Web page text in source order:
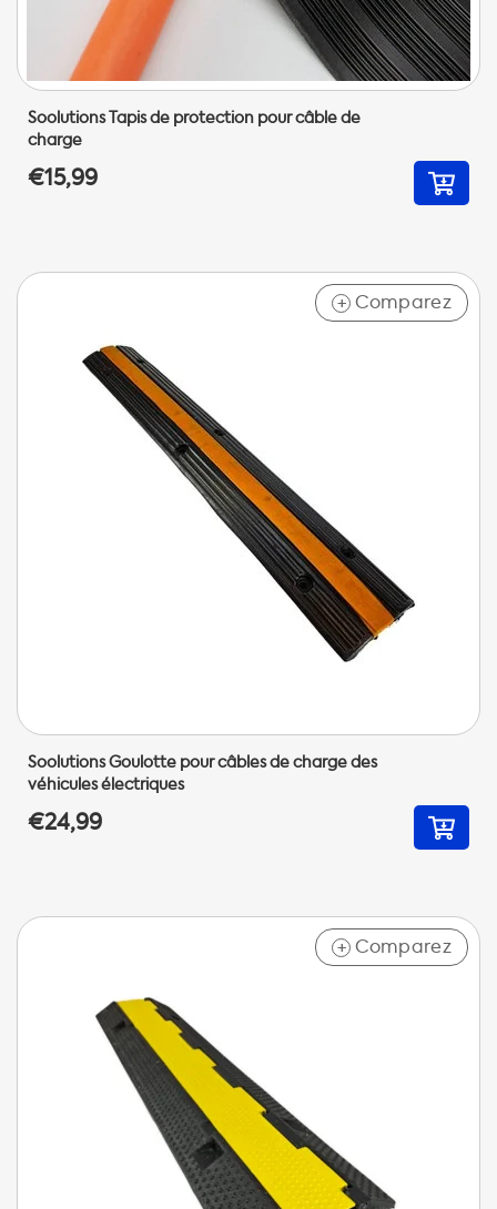
Soolutions Tapis de protection pour câble de
charge
€15,99
+ Comparez
Soolutions Goulotte pour câbles de charge des
véhicules électriques
€24,99
+ Comparez